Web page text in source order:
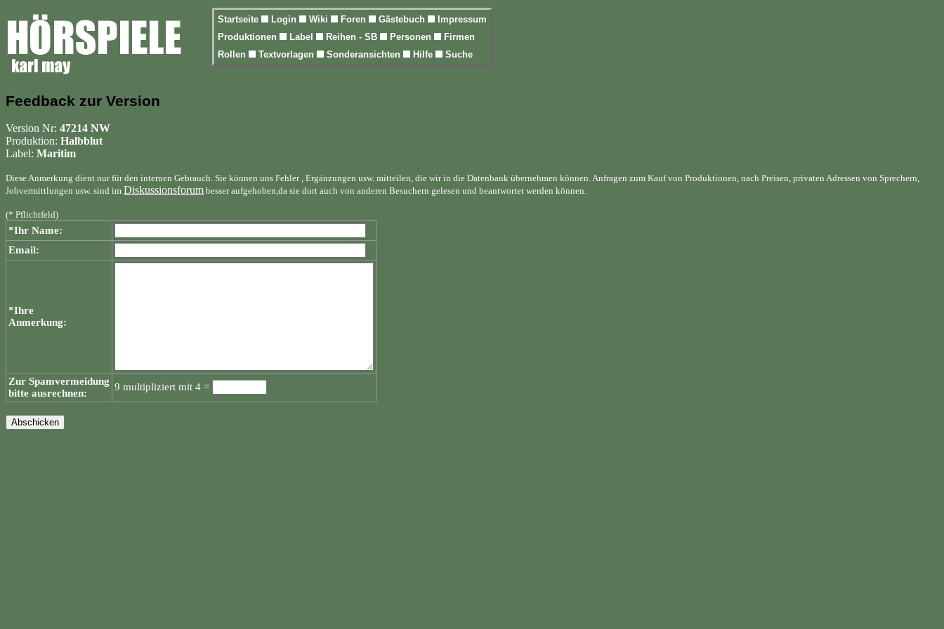
Startseite Login Wiki Foren Gästebuch
Impressum
Produktionen
Label Reihen - SB Personen
Firmen
Rollen
Textvorlagen Sonderansichten Hilfe Suche
Feedback zur Version
Version Nr: 47214 NW
Produktion: Halbblut
Label: Maritim
Diese Anmerkung dient nur für den internen Gebrauch. Sie können uns Fehler , Ergänzungen usw. mitteilen, die wir in die Datenbank übernehmen können. Anfragen zum Kauf von Produktionen, nach Preisen, privaten Adressen von Sprechern,
Jobvermittlungen usw. sind im Diskussionsforum besser aufgehoben,da sie dort auch von anderen Besuchern gelesen und beantwortet werden können.
(* Pflichtfeld)
*Ihr Name:
Email:
*Ihre
Anmerkung:
Zur Spamvermeidung
bitte ausrechnen:
9 multipliziert mit 4 =